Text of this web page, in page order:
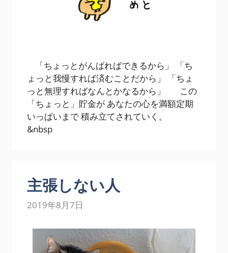
「ちょっとがんばればできるから」 「ち
ょっと我慢すれば済むことだから」 「ちょ
っと無理すればなんとかなるから」 この
「ちょっと」貯金が あなたの心を満額定期
いっぱいまで 積み立てされていく。
&nbsp
主張しない人
2019年8月7日